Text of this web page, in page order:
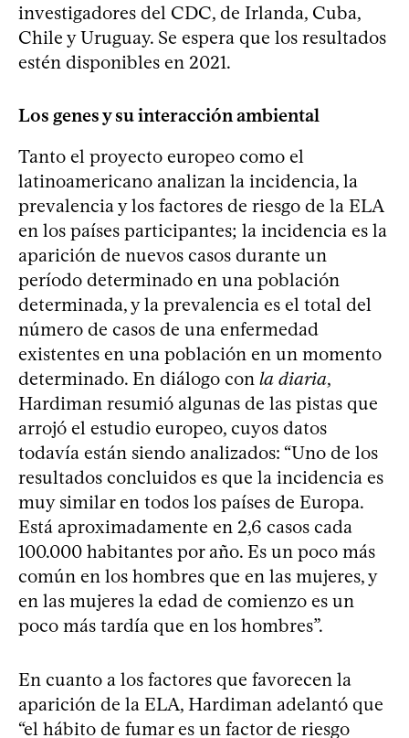
investigadores del CDC, de Irlanda, Cuba,
Chile y Uruguay. Se espera que los resultados
estén disponibles en 2021.
Los genes y su interacción ambiental
Tanto el proyecto europeo como el
latinoamericano analizan la incidencia, la
prevalencia y los factores de riesgo de la ELA
en los países participantes; la incidencia es la
aparición de nuevos casos durante un
período determinado en una población
determinada, y la prevalencia es el total del
número de casos de una enfermedad
existentes en una población en un momento
determinado. En diálogo con la diaria,
Hardiman resumió algunas de las pistas que
arrojó el estudio europeo, cuyos datos
todavía están siendo analizados: “Uno de los
resultados concluidos es que la incidencia es
muy similar en todos los países de Europa.
Está aproximadamente en 2,6 casos cada
100.000 habitantes por año. Es un poco más
común en los hombres que en las mujeres, y
en las mujeres la edad de comienzo es un
poco más tardía que en los hombres”.
En cuanto a los factores que favorecen la
aparición de la ELA, Hardiman adelantó que
“el hábito de fumar es un factor de riesgo